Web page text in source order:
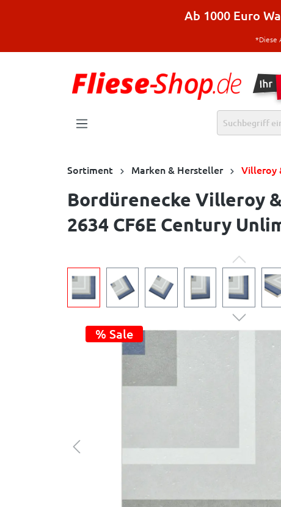
Ab 1000 Euro
*Diese
Sortiment Marken & Hersteller Villeroy
Bordürenecke Villeroy
2634 CF6E Century
% Sale